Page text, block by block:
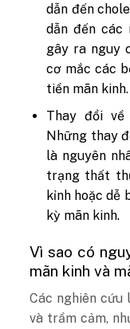
dẫn đến
dẫn đến các
gây ra nguy
cơ mắc các
tiền mãn kinh.
Thay đổi
Những thay
là nguyên
trạng thất
kỉnh hoặc dễ
kỳ mãn kinh.
Vì sao có
mãn kinh và
Các nghiên cứu
và trầm cảm,